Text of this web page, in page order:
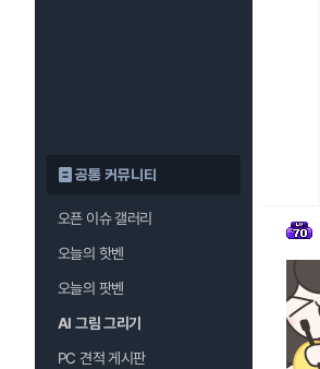
공통 커뮤니티
오픈 이슈 갤러리
오늘의 핫벤
오늘의 팟벤
AI 그림 그리기
PC 견적 게시판